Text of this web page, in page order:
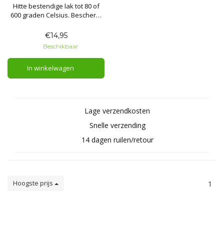
Hitte bestendige lak tot 80 of
600 graden Celsius. Bescherm
haard netjes bij, tot wel 80 of
600 graden Celsius!
Levertijd indicatie: 0 – 2 dagen
€14,95
Beschikbaar
In winkelwagen
Lage verzendkosten
Snelle verzending
14 dagen ruilen/retour
Hoogste prijs 1